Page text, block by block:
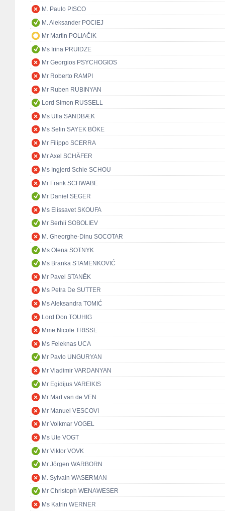
M. Paulo PISCO
M. Aleksander POCIEJ
Mr Martin POLIAČIK
Ms Irina PRUIDZE
Mr Georgios PSYCHOGIOS
Mr Roberto RAMPI
Mr Ruben RUBINYAN
Lord Simon RUSSELL
Ms Ulla SANDBÆK
Ms Selin SAYEK BÖKE
Mr Filippo SCERRA
Mr Axel SCHÄFER
Ms Ingjerd Schie SCHOU
Mr Frank SCHWABE
Mr Daniel SEGER
Ms Elissavet SKOUFA
Mr Serhii SOBOLIEV
M. Gheorghe-Dinu SOCOTAR
Ms Olena SOTNYK
Ms Branka STAMENKOVIĆ
Mr Pavel STANĚK
Ms Petra De SUTTER
Ms Aleksandra TOMIĆ
Lord Don TOUHIG
Mme Nicole TRISSE
Ms Feleknas UCA
Mr Pavlo UNGURYAN
Mr Vladimir VARDANYAN
Mr Egidijus VAREIKIS
Mr Mart van de VEN
Mr Manuel VESCOVI
Mr Volkmar VOGEL
Ms Ute VOGT
Mr Viktor VOVK
Mr Jörgen WARBORN
M. Sylvain WASERMAN
Mr Christoph WENAWESER
Ms Katrin WERNER